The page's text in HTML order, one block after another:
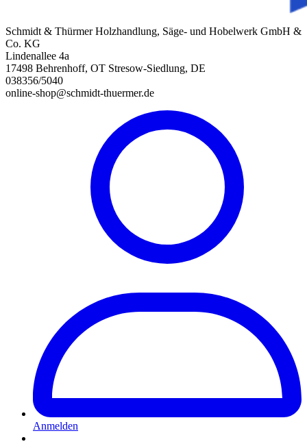
Schmidt & Thürmer Holzhandlung, Säge- und Hobelwerk GmbH &
Co. KG
Lindenallee 4a
17498 Behrenhoff, OT Stresow-Siedlung, DE
038356/5040
online-shop@schmidt-thuermer.de
Anmelden